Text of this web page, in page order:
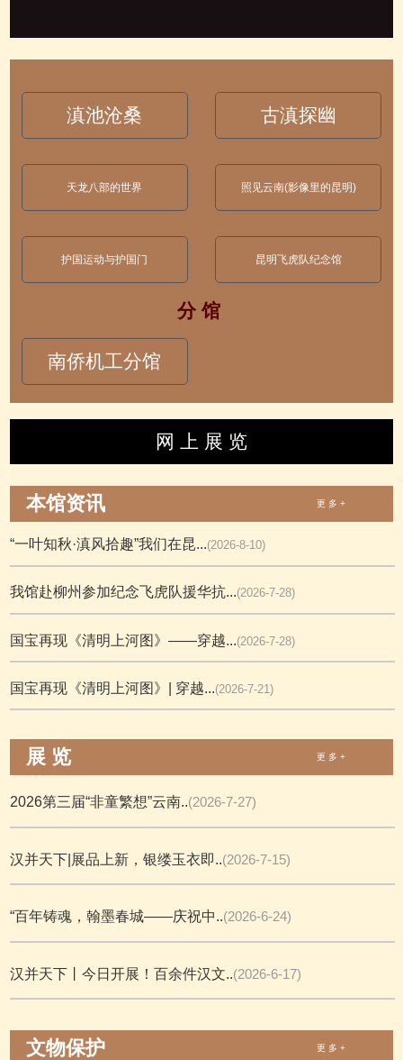
滇池沧桑 古滇探幽
天龙八部的世界 照见云南(影像里的昆明)
护国运动与护国门 昆明飞虎队纪念馆
分 馆
南侨机工分馆
网 上 展 览
本馆资讯 更 多 +
“一叶知秋·滇风拾趣”我们在昆...(2026-8-10)
我馆赴柳州参加纪念飞虎队援华抗...(2026-7-28)
国宝再现《清明上河图》——穿越...(2026-7-28)
国宝再现《清明上河图》| 穿越...(2026-7-21)
展 览 更 多 +
2026第三届“非童繁想”云南..(2026-7-27)
汉并天下|展品上新，银缕玉衣即..(2026-7-15)
“百年铸魂，翰墨春城——庆祝中..(2026-6-24)
汉并天下丨今日开展！百余件汉文..(2026-6-17)
文物保护 更 多 +